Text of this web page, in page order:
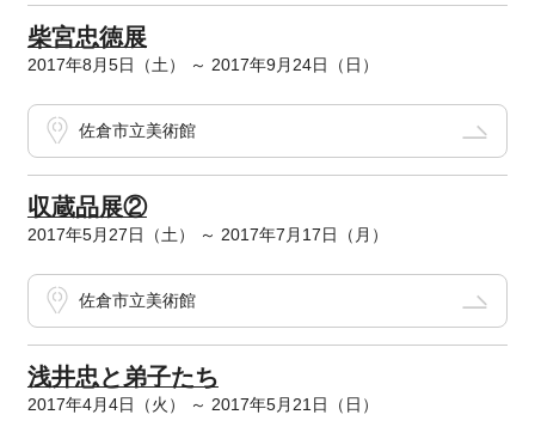
柴宮忠徳展
2017年8月5日（土） ～ 2017年9月24日（日）
佐倉市立美術館
収蔵品展②
2017年5月27日（土） ～ 2017年7月17日（月）
佐倉市立美術館
浅井忠と弟子たち
2017年4月4日（火） ～ 2017年5月21日（日）